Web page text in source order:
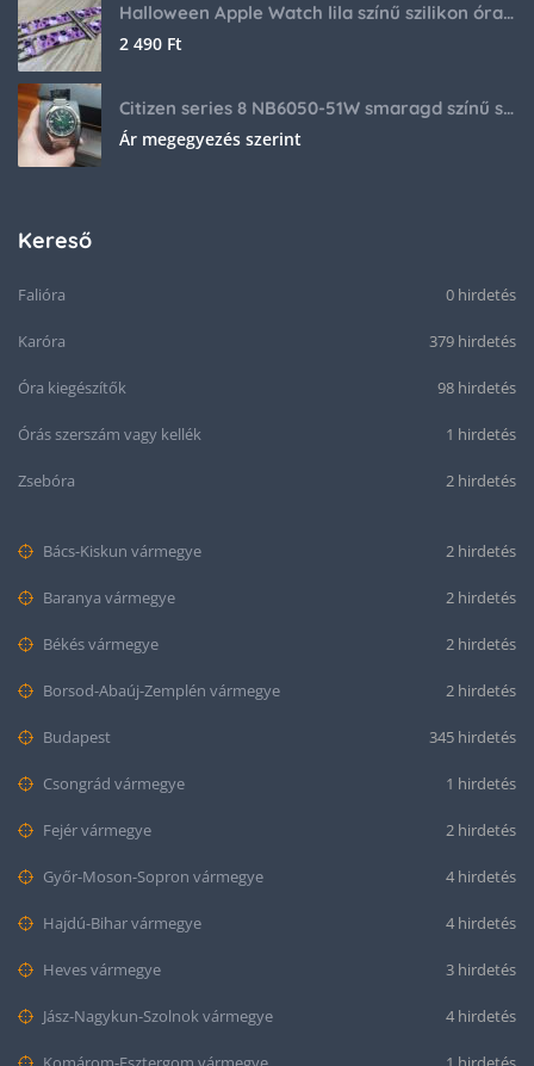
Halloween Apple Watch lila színű szilikon óraszíj
2 490 Ft
Citizen series 8 NB6050-51W smaragd színű számlappal
Ár megegyezés szerint
Kereső
Falióra 0 hirdetés
Karóra 379 hirdetés
Óra kiegészítők 98 hirdetés
Órás szerszám vagy kellék 1 hirdetés
Zsebóra 2 hirdetés
Bács-Kiskun vármegye 2 hirdetés
Baranya vármegye 2 hirdetés
Békés vármegye 2 hirdetés
Borsod-Abaúj-Zemplén vármegye 2 hirdetés
Budapest 345 hirdetés
Csongrád vármegye 1 hirdetés
Fejér vármegye 2 hirdetés
Győr-Moson-Sopron vármegye 4 hirdetés
Hajdú-Bihar vármegye 4 hirdetés
Heves vármegye 3 hirdetés
Jász-Nagykun-Szolnok vármegye 4 hirdetés